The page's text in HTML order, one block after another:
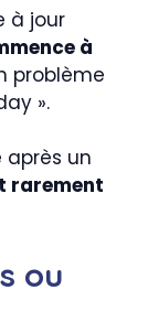
à jour
à
problème
».
après un
rarement
ou